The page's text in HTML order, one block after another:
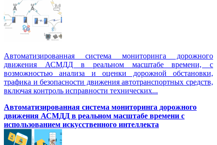
Автоматизированная система мониторинга дорожного
движения АСМДД в реальном масштабе времени, с
возможностью анализа и оценки дорожной обстановки,
трафика и безопасности движения автотранспортных средств,
включая контроль исправности технических...
Автоматизированная cистема мониторинга дорожного
движения АСМДД в реальном масштабе времени с
использованием искусственного интеллекта